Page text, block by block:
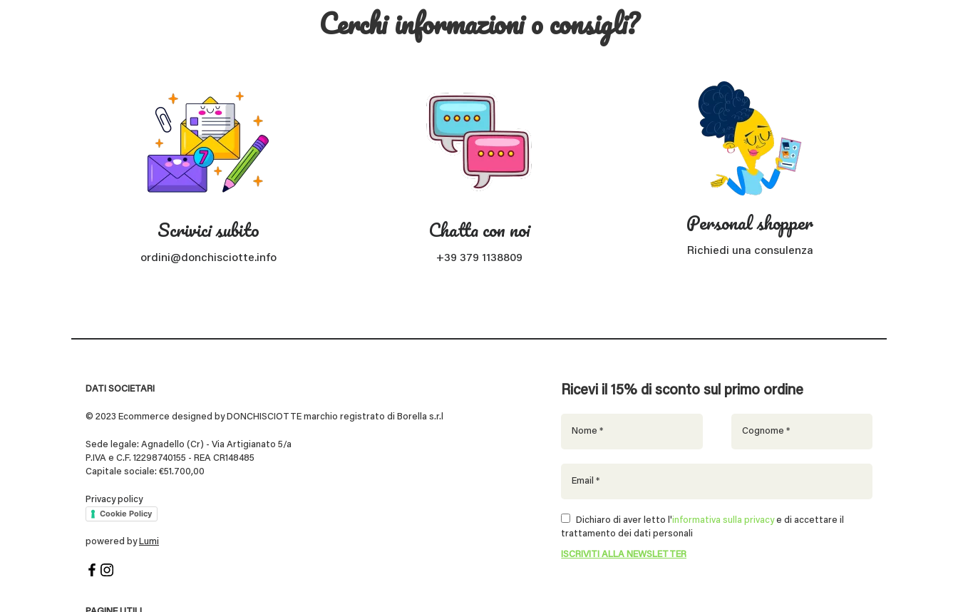
Cerchi informazioni o consigli?
Scrivici subito
ordini@donchisciotte.info
Chatta con noi
+39 379 1138809
Personal shopper
Richiedi una consulenza
DATI SOCIETARI
© 2023 Ecommerce designed by DONCHISCIOTTE marchio registrato di Borella s.r.l
Sede legale: Agnadello (Cr) - Via Artigianato 5/a
P.IVA e C.F. 12298740155 - REA CR148485
Capitale sociale: €51.700,00
Privacy policy
Cookie Policy
powered by Lumi
Ricevi il 15% di sconto sul primo ordine
Dichiaro di aver letto l'informativa sulla privacye di accettare il
trattamento dei dati personali